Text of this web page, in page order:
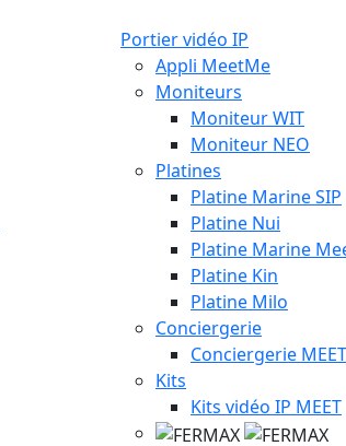
Portier vidéo IP
Appli MeetMe
Moniteurs
Moniteur WIT
Moniteur NEO
Platines
Platine Marine SIP
Platine Nui
Platine Marine
Platine Kin
Platine Milo
Conciergerie
Conciergerie MEET
Kits
Kits vidéo IP MEET